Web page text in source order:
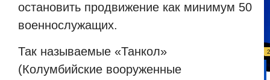
остановить продвижение как минимум 50
военнослужащих.
Так называемые «Танкол»
(Колумбийские вооруженные